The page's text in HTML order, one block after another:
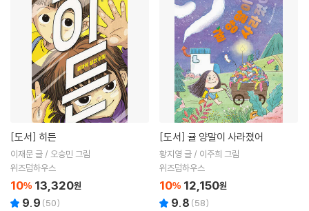
[도서] 히든
이재문 글 / 오승민 그림
위즈덤하우스
10% 13,320원
9.9 (50)
[도서] 귤 양말이 사라졌어
황지영 글 / 이주희 그림
위즈덤하우스
10% 12,150원
9.8 (58)